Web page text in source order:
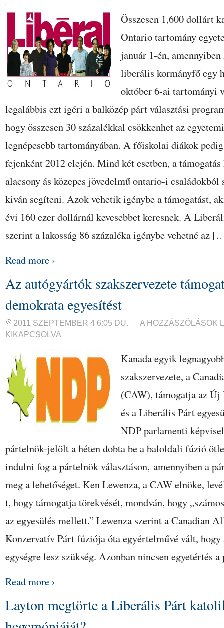
Összesen 1,600 dollárt
Ontario tartomány
január 1-én,
liberális kormányfő egy
október 6-ai tartományi
legalábbis ezt igéri a balközép párt választási
hogy összesen 30 százalékkal csökkenhet az
legnépesebb tartományában. A főiskolai diákok
fejenként 2012 elején. Mind két esetben, a
alacsony ás közepes jövedelmű ontario-i családokból
kiván segíteni. Azok vehetik igénybe a támogatást,
évi 160 ezer dollárnál kevesebbet keresnek. A
szerint a lakosság 86 százaléka igénybe vehetné az
Read more ›
Az autógyártók szakszervezete
demokrata egyesítést
2011 SZEPTEMBER 4 6:05 DU.
AZ
TÁMOGATJA
LIBERÁLIS-
EGYESÍTÉST
A HOZZÁSZÓLÁSOK
KIKAPCSOLVA
Kanada egyik
szakszervezete, a
(CAW), támogatja az
és a Liberális Párt
NDP parlamenti
pártelnök-jelölt a héten dobta be a baloldali fúzió
indulni fog a pártelnök választáson, amennyiben a
meg a lehetőséget. Ken Lewenza, a CAW elnöke,
t, hogy támogatja törekvését, mondván, hogy
az egyesülés mellett.” Lewenza szerint a Canadian
Konzervatív Párt fúziója óta egyértelművé vált,
egységre lesz szükség. Azonban nincsen egyetértés
Read more ›
Layton megtörte a Liberális Párt